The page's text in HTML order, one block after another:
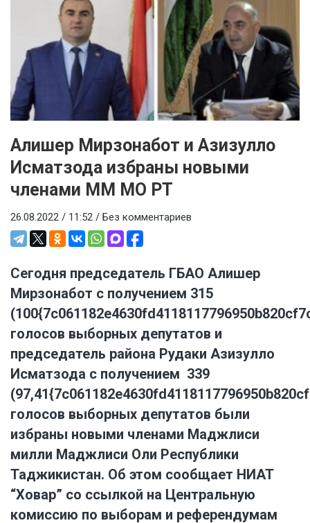
Алишер Мирзонабот и Азизулло
Исматзода избраны новыми
членами ММ МО РТ
26.08.2022 / 11:52 / Без комментариев
Сегодня председатель ГБАО Алишер
Мирзонабот с получением 315
голосов выборных депутатов и
председатель района Рудаки Азизулло
Исматзода с получением 339
голосов выборных депутатов были
избраны новыми членами Маджлиси
милли Маджлиси Оли Республики
Таджикистан. Об этом сообщает НИАТ
“Ховар” со ссылкой на Центральную
комиссию по выборам и референдумам